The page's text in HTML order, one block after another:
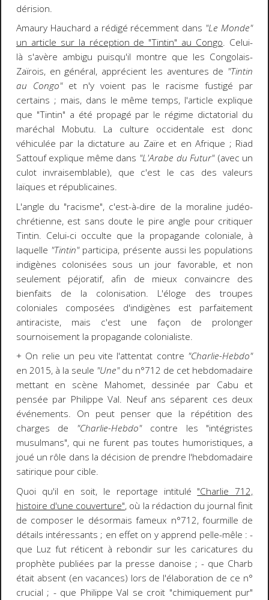
dérision.
Amaury Hauchard a rédigé récemment dans "Le Monde"
un article sur la réception de "Tintin" au Congo. Celui-
là s'avère ambigu puisqu'il montre que les Congolais-
Zaïrois, en général, apprécient les aventures de "Tintin
au Congo"et n'y voient pas le racisme fustigé par
certains ; mais, dans le même temps, l'article explique
que "Tintin" a été propagé par le régime dictatorial du
maréchal Mobutu. La culture occidentale est donc
véhiculée par la dictature au Zaïre et en Afrique ; Riad
Sattouf explique même dans "L'Arabe du Futur" (avec un
culot invraisemblable), que c'est le cas des valeurs
laïques et républicaines.
L'angle du "racisme", c'est-à-dire de la moraline judéo-
chrétienne, est sans doute le pire angle pour critiquer
Tintin. Celui-ci occulte que la propagande coloniale, à
laquelle "Tintin"participa, présente aussi les populations
indigènes colonisées sous un jour favorable, et non
seulement péjoratif, afin de mieux convaincre des
bienfaits de la colonisation. L'éloge des troupes
coloniales composées d'indigènes est parfaitement
antiraciste, mais c'est une façon de prolonger
sournoisement la propagande colonialiste.
+ On relie un peu vite l'attentat contre "Charlie-Hebdo"
en 2015, à la seule "Une"du n°712 de cet hebdomadaire
mettant en scène Mahomet, dessinée par Cabu et
pensée par Philippe Val. Neuf ans séparent ces deux
événements. On peut penser que la répétition des
charges de "Charlie-Hebdo"contre les "intégristes
musulmans", qui ne furent pas toutes humoristiques, a
joué un rôle dans la décision de prendre l'hebdomadaire
satirique pour cible.
Quoi qu'il en soit, le reportage intitulé "Charlie 712,
histoire d'une couverture", où la rédaction du journal finit
de composer le désormais fameux n°712, fourmille de
détails intéressants ; en effet on y apprend pelle-mêle : -
que Luz fut réticent à rebondir sur les caricatures du
prophète publiées par la presse danoise ; - que Charb
était absent (en vacances) lors de l'élaboration de ce n°
crucial ; - que Philippe Val se croit "chimiquement pur"